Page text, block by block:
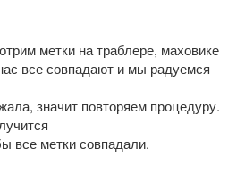
метки на траблере, маховике
все совпадают и мы радуемся
значит повторяем процедуру.
все метки совпадали.